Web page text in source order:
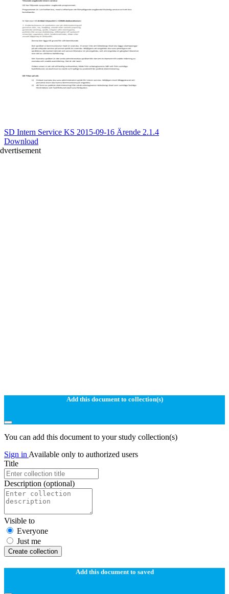
SD Intern Service KS 2015-09-16 Ärende 2.1.4
Download
Add this document to collection(s)
You can add this document to your study collection(s)
Sign in Available only to authorized users
Title
Description (optional)
Visible to
Everyone
Just me
Create collection
Add this document to saved